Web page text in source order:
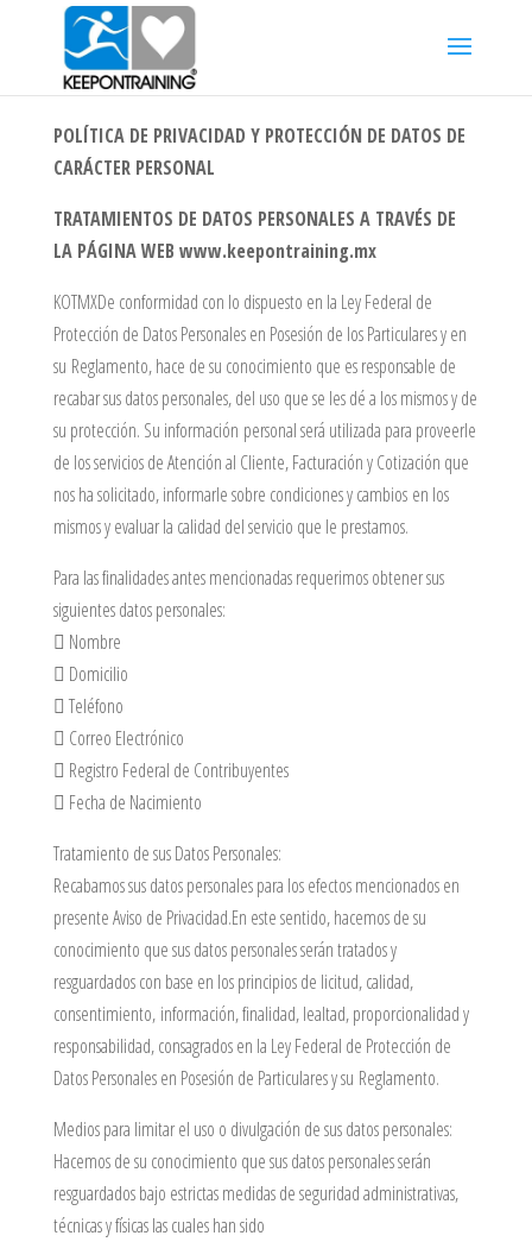
POLÍTICA DE PRIVACIDAD Y PROTECCIÓN DE DATOS DE
CARÁCTER PERSONAL
TRATAMIENTOS DE DATOS PERSONALES A TRAVÉS DE
LA PÁGINA WEB www.keepontraining.mx
KOTMXDe conformidad con lo dispuesto en la Ley Federal de
Protección de Datos Personales en Posesión de los Particulares y en
su Reglamento, hace de su conocimiento que es responsable de
recabar sus datos personales, del uso que se les dé a los mismos y de
su protección. Su información personal será utilizada para proveerle
de los servicios de Atención al Cliente, Facturación y Cotización que
nos ha solicitado, informarle sobre condiciones y cambios en los
mismos y evaluar la calidad del servicio que le prestamos.
Para las finalidades antes mencionadas requerimos obtener sus
siguientes datos personales:
 Nombre
 Domicilio
 Teléfono
 Correo Electrónico
 Registro Federal de Contribuyentes
 Fecha de Nacimiento
Tratamiento de sus Datos Personales:
Recabamos sus datos personales para los efectos mencionados en
presente Aviso de Privacidad.En este sentido, hacemos de su
conocimiento que sus datos personales serán tratados y
resguardados con base en los principios de licitud, calidad,
consentimiento, información, finalidad, lealtad, proporcionalidad y
responsabilidad, consagrados en la Ley Federal de Protección de
Datos Personales en Posesión de Particulares y su Reglamento.
Medios para limitar el uso o divulgación de sus datos personales:
Hacemos de su conocimiento que sus datos personales serán
resguardados bajo estrictas medidas de seguridad administrativas,
técnicas y físicas las cuales han sido